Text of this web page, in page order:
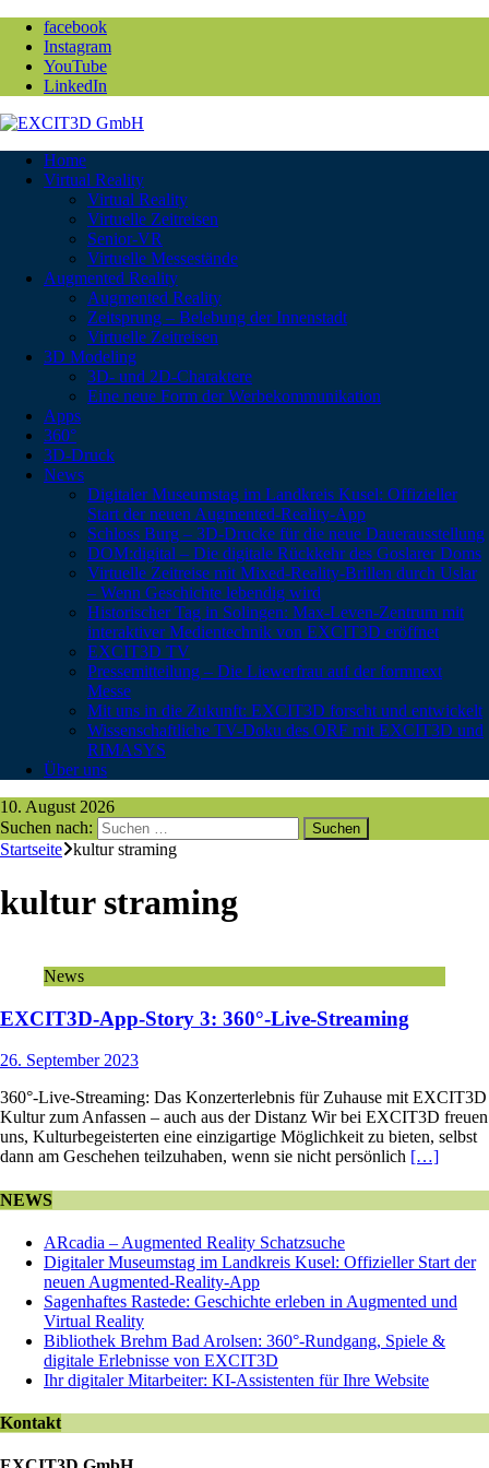
facebook
Instagram
YouTube
LinkedIn
Home
Virtual Reality
Virtual Reality
Virtuelle Zeitreisen
Senior-VR
Virtuelle Messestände
Augmented Reality
Augmented Reality
Zeitsprung – Belebung der Innenstadt
Virtuelle Zeitreisen
3D Modeling
3D- und 2D-Charaktere
Eine neue Form der Werbekommunikation
Apps
360°
3D-Druck
News
Digitaler Museumstag im Landkreis Kusel: Offizieller
Start der neuen Augmented-Reality-App
Schloss Burg – 3D-Drucke für die neue Dauerausstellung
DOM:digital – Die digitale Rückkehr des Goslarer Doms
Virtuelle Zeitreise mit Mixed-Reality-Brillen durch Uslar
– Wenn Geschichte lebendig wird
Historischer Tag in Solingen: Max-Leven-Zentrum mit
interaktiver Medientechnik von EXCIT3D eröffnet
EXCIT3D TV
Pressemitteilung – Die Liewerfrau auf der formnext
Messe
Mit uns in die Zukunft: EXCIT3D forscht und entwickelt
Wissenschaftliche TV-Doku des ORF mit EXCIT3D und
RIMASYS
Über uns
10. August 2026
Suchen nach:
Startseite kultur straming
kultur straming
News
EXCIT3D-App-Story 3: 360°-Live-Streaming
26. September 2023
360°-Live-Streaming: Das Konzerterlebnis für Zuhause mit EXCIT3D
Kultur zum Anfassen – auch aus der Distanz Wir bei EXCIT3D freuen
uns, Kulturbegeisterten eine einzigartige Möglichkeit zu bieten, selbst
dann am Geschehen teilzuhaben, wenn sie nicht persönlich […]
NEWS
ARcadia – Augmented Reality Schatzsuche
Digitaler Museumstag im Landkreis Kusel: Offizieller Start der
neuen Augmented-Reality-App
Sagenhaftes Rastede: Geschichte erleben in Augmented und
Virtual Reality
Bibliothek Brehm Bad Arolsen: 360°-Rundgang, Spiele &
digitale Erlebnisse von EXCIT3D
Ihr digitaler Mitarbeiter: KI-Assistenten für Ihre Website
Kontakt